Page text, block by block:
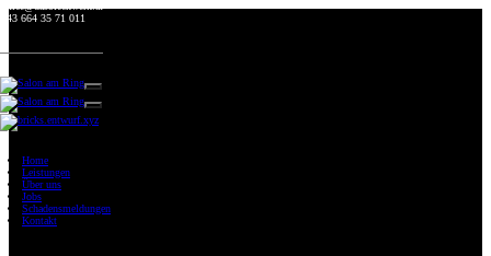
+43 664 35 71 011
Home
Leistungen
Über uns
Jobs
Schadensmeldungen
Kontakt